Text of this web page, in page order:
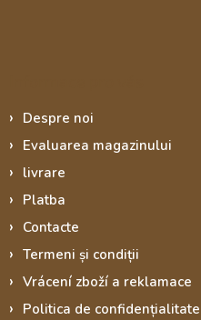
Despre noi
Evaluarea magazinului
livrare
Platba
Contacte
Termeni și condiții
Vrácení zboží a reklamace
Politica de confidențialitate